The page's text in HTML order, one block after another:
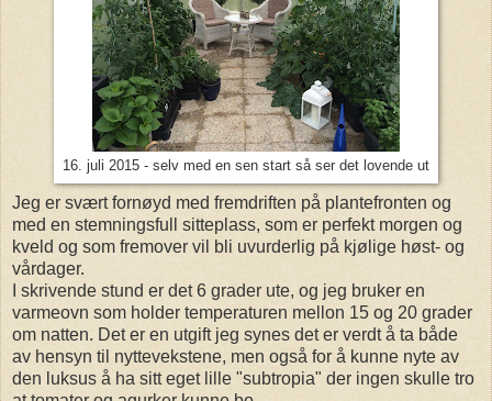
16. juli 2015 - selv med en sen start så ser det lovende ut
Jeg er svært fornøyd med fremdriften på plantefronten og
med en stemningsfull sitteplass, som er perfekt morgen og
kveld og som fremover vil bli uvurderlig på kjølige høst- og
vårdager.
I skrivende stund er det 6 grader ute, og jeg bruker en
varmeovn som holder temperaturen mellon 15 og 20 grader
om natten. Det er en utgift jeg synes det er verdt å ta både
av hensyn til nyttevekstene, men også for å kunne nyte av
den luksus å ha sitt eget lille "subtropia" der ingen skulle tro